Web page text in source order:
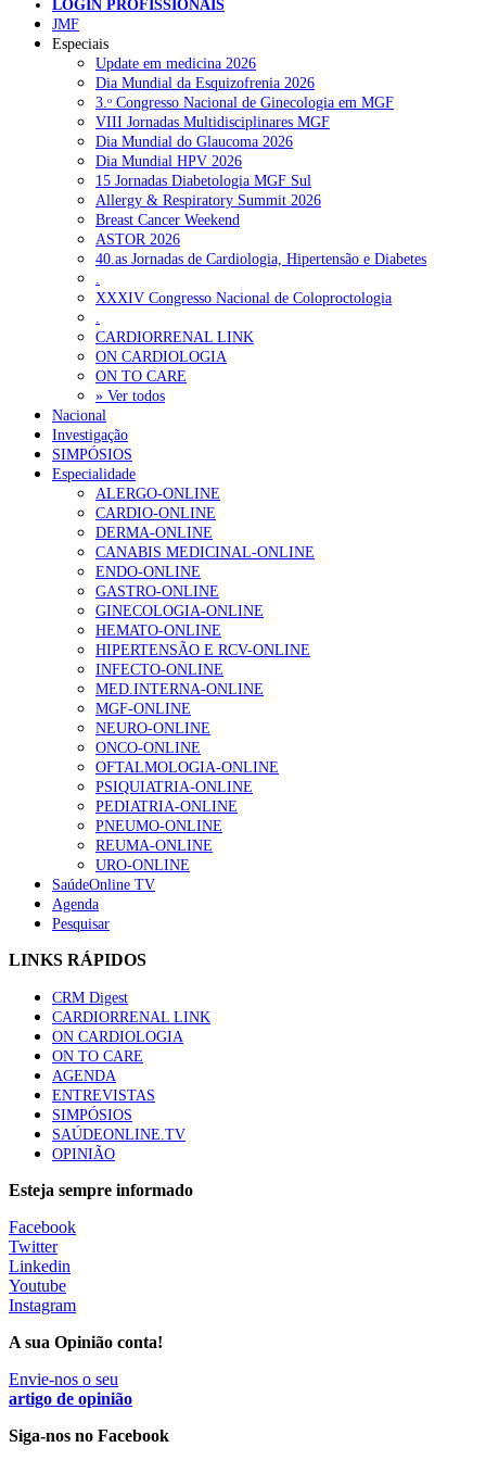
NOTÍCIAS RECENTES
Quase 11.900 jovens recorreram aos cheques psicólogo e
nutricionista no primeiro mês 7 de Agosto, 2026
ULS de Coimbra estreia cirurgia endoscópica do ouvido com
apoio robótico em Portugal 7 de Agosto, 2026
Enfermeiros exigem esclarecimentos sobre eventual gestão
privada da ULS do Algarve 7 de Agosto, 2026
Ordem dos Médicos alerta para riscos no novo sistema de acesso
a consultas e cirurgias
Portugal está a formar os médicos de que precisa?
2026
NOTÍCIAS MAIS LIDAS
Enfermagem Forense. “Da urgência ao tribunal, cada
gesto conta e cada profissional faz a diferença”
202 visualizações
Alguns milhares de utentes podem ficar sem médico de
família com nova regras do registo, alerta associação
155 visualizações
1.º Episódio do Podcast “Frequência Cardio – Sintoniza-
te na Insuficiência Cardíaca” da Bayer
99 visualizações
“Os programas de rastreio do cancro do pulmão são
custo-efetivos e representam um investimento
sustentável para os sistemas de saúde”
88 visualizações
Quase quatro em cada dez doentes com enfarte
86 visualizações
Trodelvy aprovado para primeira linha no cancro da
mama triplo negativo metastático em doentes não
elegíveis para inibidores PD-(L)1
61 visualizações
MAIS NOTÍCIAS
Quase 11.900 jovens recorreram aos cheques psicólogo e
nutricionista no primeiro mês
7 Ago, 2026
ULS de Coimbra estreia cirurgia endoscópica do ouvido com
apoio robótico em Portugal
7 Ago, 2026|0 Comments
LOGIN PROFISSIONAIS
JMF
Especiais
Update em medicina 2026
Dia Mundial da Esquizofrenia 2026
3.ᵒ Congresso Nacional de Ginecologia em MGF
VIII Jornadas Multidisciplinares MGF
Dia Mundial do Glaucoma 2026
Dia Mundial HPV 2026
15 Jornadas Diabetologia MGF Sul
Allergy & Respiratory Summit 2026
Breast Cancer Weekend
ASTOR 2026
40.as Jornadas de Cardiologia, Hipertensão e Diabetes
.
XXXIV Congresso Nacional de Coloproctologia
.
CARDIORRENAL LINK
ON CARDIOLOGIA
ON TO CARE
» Ver todos
Nacional
Investigação
SIMPÓSIOS
Especialidade
ALERGO-ONLINE
CARDIO-ONLINE
DERMA-ONLINE
CANABIS MEDICINAL-ONLINE
ENDO-ONLINE
GASTRO-ONLINE
GINECOLOGIA-ONLINE
HEMATO-ONLINE
HIPERTENSÃO E RCV-ONLINE
INFECTO-ONLINE
MED.INTERNA-ONLINE
MGF-ONLINE
NEURO-ONLINE
ONCO-ONLINE
OFTALMOLOGIA-ONLINE
PSIQUIATRIA-ONLINE
PEDIATRIA-ONLINE
PNEUMO-ONLINE
REUMA-ONLINE
URO-ONLINE
SaúdeOnline TV
Agenda
Pesquisar
LINKS RÁPIDOS
CRM Digest
CARDIORRENAL LINK
ON CARDIOLOGIA
ON TO CARE
AGENDA
ENTREVISTAS
SIMPÓSIOS
SAÚDEONLINE.TV
OPINIÃO
Esteja sempre informado
Facebook
Twitter
Linkedin
Youtube
Instagram
A sua Opinião conta!
Envie-nos o seu
artigo de opinião
Siga-nos no Facebook